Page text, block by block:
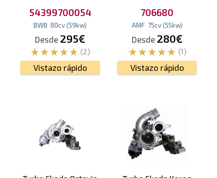
54399700054
BWB 80cv(59kw)
Desde 295€
(2)
Vistazo rápido
706680
AMF 75cv (55kw)
Desde 280€
(1)
Vistazo rápido